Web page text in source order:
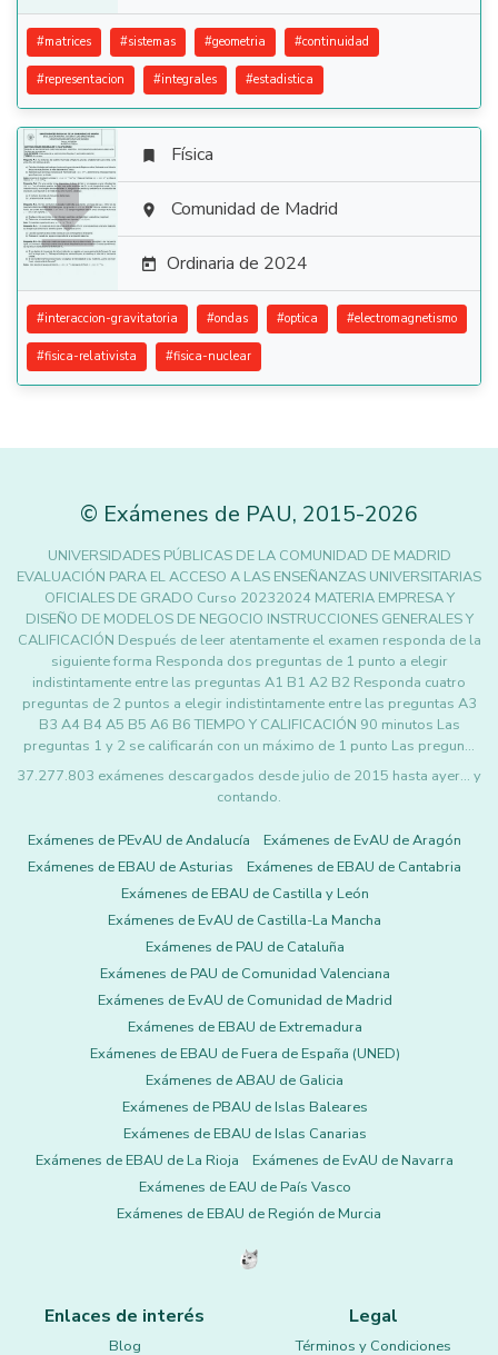
#matrices #sistemas #geometria #continuidad
#representacion #integrales #estadistica

 Física
 Comunidad de Madrid
 Ordinaria de 2024
#interaccion-gravitatoria #ondas #optica #electromagnetismo
#fisica-relativista #fisica-nuclear
© Exámenes de PAU, 2015-2026
UNIVERSIDADES PÚBLICAS DE LA COMUNIDAD DE MADRID
EVALUACIÓN PARA EL ACCESO A LAS ENSEÑANZAS UNIVERSITARIAS
OFICIALES DE GRADO Curso 20232024 MATERIA EMPRESA Y
DISEÑO DE MODELOS DE NEGOCIO INSTRUCCIONES GENERALES Y
CALIFICACIÓN Después de leer atentamente el examen responda de la
siguiente forma Responda dos preguntas de 1 punto a elegir
indistintamente entre las preguntas A1 B1 A2 B2 Responda cuatro
preguntas de 2 puntos a elegir indistintamente entre las preguntas A3
B3 A4 B4 A5 B5 A6 B6 TIEMPO Y CALIFICACIÓN 90 minutos Las
preguntas 1 y 2 se calificarán con un máximo de 1 punto Las pregun…
37.277.803 exámenes descargados desde julio de 2015 hasta ayer... y
contando.
Exámenes de PEvAU de Andalucía
Exámenes de EvAU de Aragón
Exámenes de EBAU de Asturias
Exámenes de EBAU de Cantabria
Exámenes de EBAU de Castilla y León
Exámenes de EvAU de Castilla-La Mancha
Exámenes de PAU de Cataluña
Exámenes de PAU de Comunidad Valenciana
Exámenes de EvAU de Comunidad de Madrid
Exámenes de EBAU de Extremadura
Exámenes de EBAU de Fuera de España (UNED)
Exámenes de ABAU de Galicia
Exámenes de PBAU de Islas Baleares
Exámenes de EBAU de Islas Canarias
Exámenes de EBAU de La Rioja
Exámenes de EvAU de Navarra
Exámenes de EAU de País Vasco
Exámenes de EBAU de Región de Murcia
Enlaces de interés
Blog
Legal
Términos y Condiciones